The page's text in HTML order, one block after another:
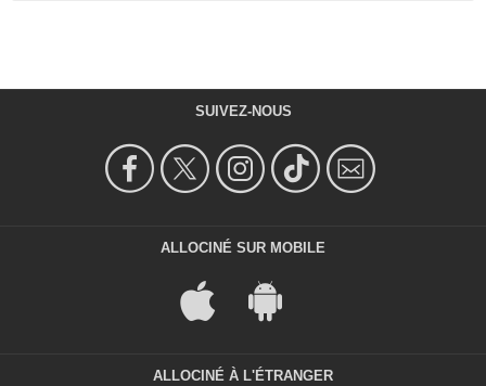
SUIVEZ-NOUS
ALLOCINÉ SUR MOBILE
ALLOCINÉ À L'ÉTRANGER